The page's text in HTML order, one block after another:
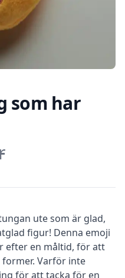
som har
ute som är glad,
figur! Denna emoji
efter en måltid, för att
Varför inte
för att tacka för en